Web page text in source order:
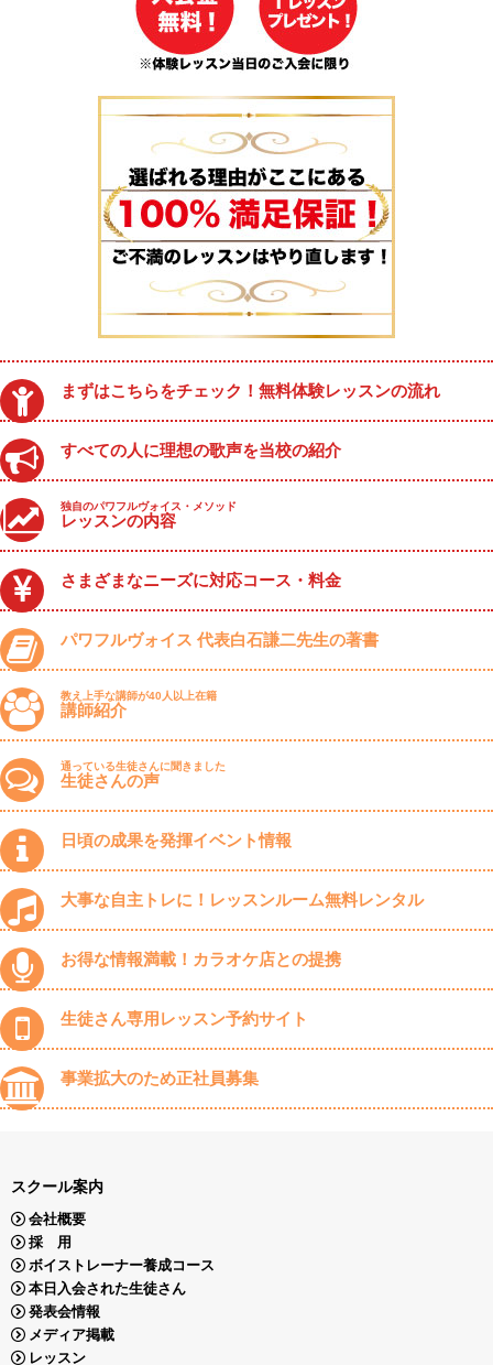
まずはこちらをチェック！無料体験レッスンの流れ
すべての人に理想の歌声を当校の紹介
独自のパワフルヴォイス・メソッド
レッスンの内容
さまざまなニーズに対応コース・料金
パワフルヴォイス 代表白石謙二先生の著書
教え上手な講師が40人以上在籍
講師紹介
通っている生徒さんに聞きました
生徒さんの声
日頃の成果を発揮イベント情報
大事な自主トレに！レッスンルーム無料レンタル
お得な情報満載！カラオケ店との提携
生徒さん専用レッスン予約サイト
事業拡大のため正社員募集
スクール案内
会社概要
採 用
ボイストレーナー養成コース
本日入会された生徒さん
発表会情報
メディア掲載
レッスン